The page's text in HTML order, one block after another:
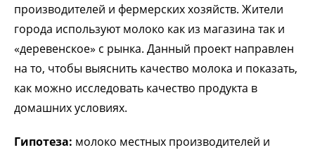
производителей и фермерских хозяйств. Жители
города используют молоко как из магазина так и
«деревенское» с рынка. Данный проект направлен
на то, чтобы выяснить качество молока и показать,
как можно исследовать качество продукта в
домашних условиях.
Гипотеза: молоко местных производителей и